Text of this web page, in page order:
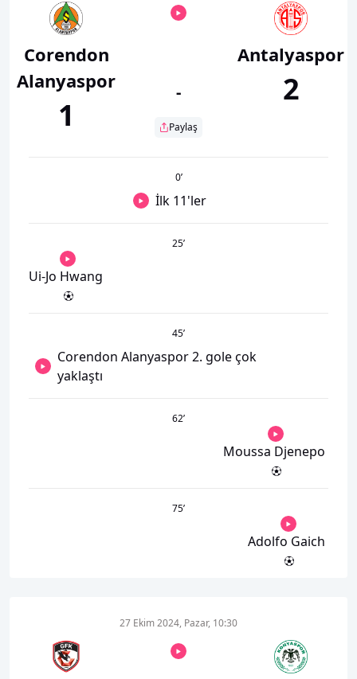
Corendon
Alanyaspor
1
-
Paylaş
Antalyaspor
2
0’
İlk 11'ler
25’
Ui-Jo Hwang
45’
Corendon Alanyaspor 2. gole çok
yaklaştı
62’
Moussa Djenepo
75’
Adolfo Gaich
27 Ekim 2024, Pazar, 10:30